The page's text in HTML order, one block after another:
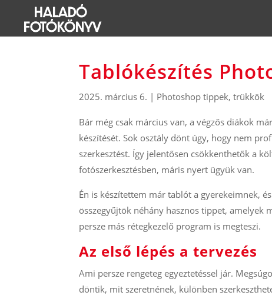
Tablókészítés
2025. március 6. | Photoshop tippek, trükkök
Bár még csak március van, a végzős diákok
készítését. Sok osztály dönt úgy, hogy nem
szerkesztést. Így jelentősen csökkenthetők a
fotószerkesztésben, máris nyert ügyük van.
Én is készítettem már tablót a gyerekeimnek,
összegyűjtök néhány hasznos tippet, amelyek
persze más rétegkezelő program is megteszi.
Az első lépés a tervezés
Ami persze rengeteg egyeztetéssel jár.
döntik, mit szeretnének, különben